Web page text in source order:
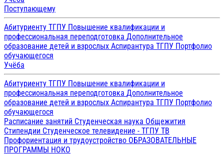
Поступающему
Абитуриенту ТГПУ Повышение квалификации и
профессиональная переподготовка Дополнительное
образование детей и взрослых Аспирантура ТГПУ Портфолио
обучающегося
Учёба
Абитуриенту ТГПУ Повышение квалификации и
профессиональная переподготовка Дополнительное
образование детей и взрослых Аспирантура ТГПУ Портфолио
обучающегося
Расписание занятий Студенческая наука Общежития
Стипендии Студенческое телевидение - ТГПУ ТВ
Профориентация и трудоустройство ОБРАЗОВАТЕЛЬНЫЕ
ПРОГРАММЫ НОКО